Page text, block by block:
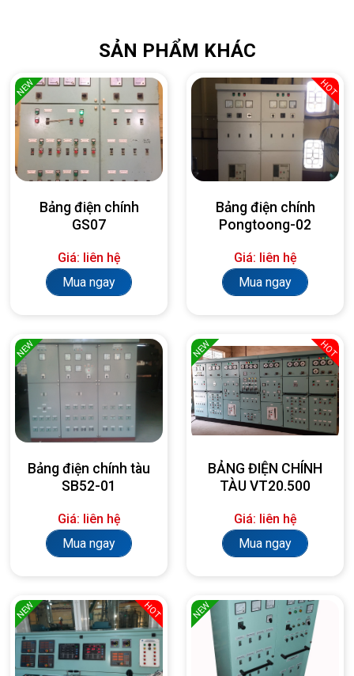
SẢN PHẨM KHÁC
NEW
Bảng điện chính
GS07
Giá: liên hệ
Mua ngay
HOT
Bảng điện chính
Pongtoong-02
Giá: liên hệ
Mua ngay
NEW
Bảng điện chính tàu
SB52-01
Giá: liên hệ
Mua ngay
NEW HOT
BẢNG ĐIỆN CHÍNH
TÀU VT20.500
Giá: liên hệ
Mua ngay
NEW HOT NEW